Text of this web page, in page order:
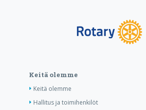
Keitä olemme
Keitä olemme
Hallitus ja toimihenkilöt